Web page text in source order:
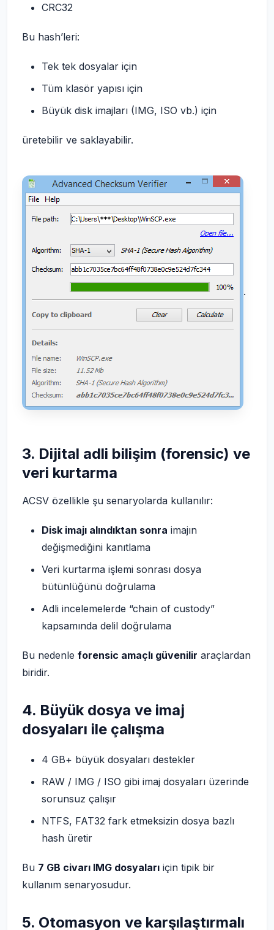
CRC32
Bu hash’leri:
Tek tek dosyalar için
Tüm klasör yapısı için
Büyük disk imajları (IMG, ISO vb.) için
üretebilir ve saklayabilir.
.
3. Dijital adli bilişim (forensic) ve
veri kurtarma
ACSV özellikle şu senaryolarda kullanılır:
Disk imajı alındıktan sonra imajın
değişmediğini kanıtlama
Veri kurtarma işlemi sonrası dosya
bütünlüğünü doğrulama
Adli incelemelerde “chain of custody”
kapsamında delil doğrulama
Bu nedenle forensic amaçlı güvenilir araçlardan
biridir.
4. Büyük dosya ve imaj
dosyaları ile çalışma
4 GB+ büyük dosyaları destekler
RAW / IMG / ISO gibi imaj dosyaları üzerinde
sorunsuz çalışır
NTFS, FAT32 fark etmeksizin dosya bazlı
hash üretir
Bu 7 GB civarı IMG dosyaları için tipik bir
kullanım senaryosudur.
5. Otomasyon ve karşılaştırmalı